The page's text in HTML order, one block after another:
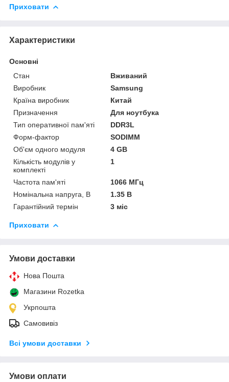
Приховати
Характеристики
Основні
Стан
Вживаний
Виробник
Samsung
Країна виробник
Китай
Призначення
Для ноутбука
Тип оперативної пам'яті
DDR3L
Форм-фактор
SODIMM
Об'єм одного модуля
4 GB
Кількість модулів у
комплекті
1
Частота пам'яті
1066 МГц
Номінальна напруга, В
1.35 В
Гарантійний термін
3 міс
Приховати
Умови доставки
Нова Пошта
Магазини Rozetka
Укрпошта
Самовивіз
Всі умови доставки
Умови оплати